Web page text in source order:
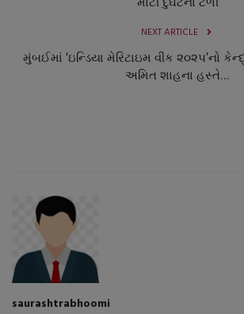
NEXT ARTICLE
મુંબઈમાં ‘ઇન્ડિયા મેરિટાઇમ વીક ૨૦૨૫’નો
અમિત શાહના હસ્તે...
saurashtrabhoomi